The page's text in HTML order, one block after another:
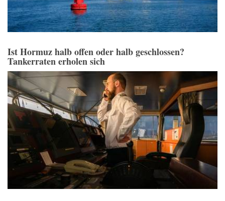
Ist Hormuz halb offen oder halb geschlossen?
Tankerraten erholen sich